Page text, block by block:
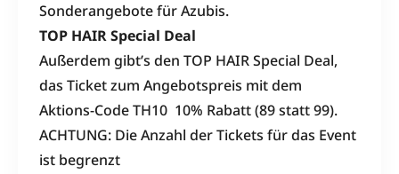
Sonderangebote für Azubis.
TOP HAIR Special Deal
Außerdem gibt’s den TOP HAIR Special Deal,
das Ticket zum Angebotspreis mit dem
Aktions-Code TH10 10% Rabatt (89 statt 99).
ACHTUNG: Die Anzahl der Tickets für das Event
ist begrenzt